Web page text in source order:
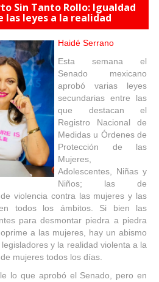
Sin Tanto Rollo: Igualdad
las leyes a la realidad
Haidé Serrano
Esta semana el
Senado mexicano
aprobó varias leyes
secundarias entre las
que destacan el
Registro Nacional de
Medidas u Órdenes de
Protección de las
Mujeres,
Adolescentes, Niñas y
Niños; las de
violencia contra las mujeres y las
todos los ámbitos. Si bien las
para desmontar piedra a piedra
a las mujeres, hay un abismo
y la realidad violenta a la
mujeres todos los días.
lo que aprobó el Senado, pero en